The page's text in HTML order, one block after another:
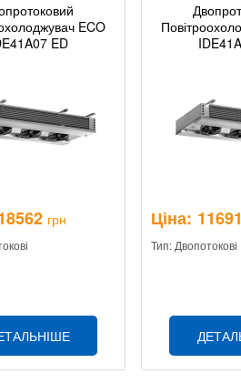
ECO
ED
грн Ціна:
Тип: Двопотокові